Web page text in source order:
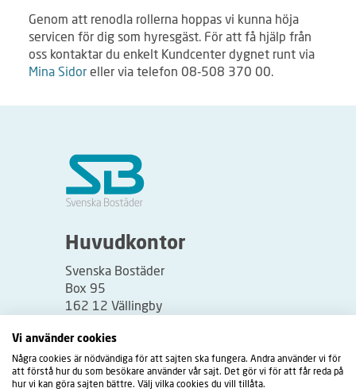
Genom att renodla rollerna hoppas vi kunna höja
servicen för dig som hyresgäst. För att få hjälp från
oss kontaktar du enkelt Kundcenter dygnet runt via
Mina Sidor eller via telefon 08-508 370 00.
Huvudkontor
Svenska Bostäder
Box 95
162 12 Vällingby
Besöksadress:
Vällingbyplan 2
Vi använder cookies
Några cookies är nödvändiga för att sajten ska fungera. Andra använder vi för
att förstå hur du som besökare använder vår sajt. Det gör vi för att får reda på
hur vi kan göra sajten bättre. Välj vilka cookies du vill tillåta.